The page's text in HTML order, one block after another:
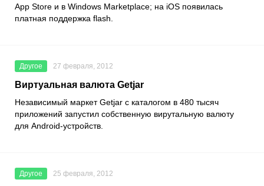
App Store и в Windows Marketplace; на iOS появилась
платная поддержка flash.
Другое 27 февраля, 2012
Виртуальная валюта Getjar
Независимый маркет Getjar с каталогом в 480 тысяч
приложений запустил собственную вирутальную валюту
для Android-устройств.
Другое 25 февраля, 2012